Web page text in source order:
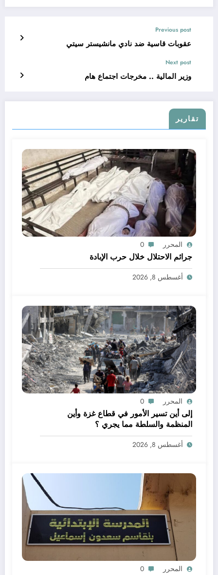
Previous post
عقوبات قاسية ضد نادي مانشيستر سيتي
Next post
وزير المالية .. مخرجات اجتماع هام
تقارير
المحرر 0
جرائم الاحتلال خلال حرب الإبادة
أغسطس 8, 2026
المحرر 0
إلى أين تسير الأمور في قطاع غزة وأين
المنظمة والسلطة مما يجري ؟
أغسطس 8, 2026
المحرر 0